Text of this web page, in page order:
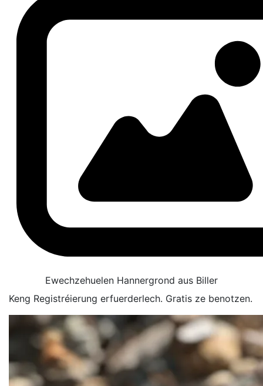
Ewechzehuelen Hannergrond aus Biller
Keng Registréierung erfuerderlech. Gratis ze benotzen.